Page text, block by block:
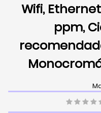
Wifi,
ppm,